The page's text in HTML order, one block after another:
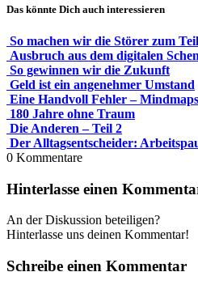
Das könnte Dich auch interessieren
So machen wir die Störer zum
Ausbruch aus dem digitalen
So gewinnen wir die Zukunft
Geld ist ein angenehmer Umstand
Eine Handvoll Fehler –
180 Jahre ohne Traum
Die Anderen – Teil 2
Der Alltagsentscheider:
0 Kommentare
Hinterlasse einen
An der Diskussion beteiligen?
Hinterlasse uns deinen Kommentar!
Schreibe einen Kommentar